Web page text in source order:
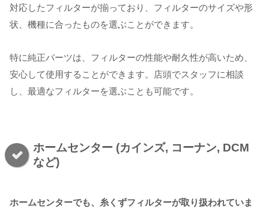
対応したフィルターが揃っており、フィルターのサイズや形
状、機種に合ったものを選ぶことができます。
特に純正パーツは、フィルターの性能や耐久性が高いため、
安心して使用することができます。店頭でスタッフに相談
し、最適なフィルターを選ぶことも可能です。
ホームセンター (カインズ, コーナン, DCM
など)
ホームセンターでも、糸くずフィルターが取り扱われていま